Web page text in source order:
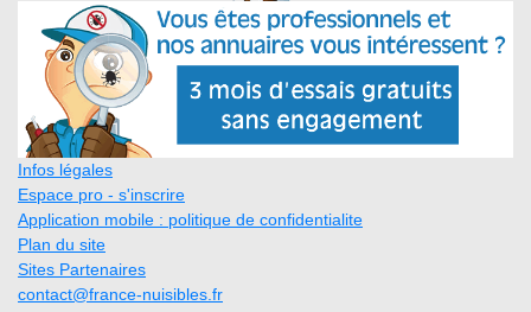
Infos légales
Espace pro - s'inscrire
Application mobile : politique de confidentialite
Plan du site
Sites Partenaires
contact@france-nuisibles.fr